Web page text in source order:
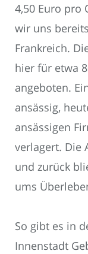
4,50 Euro pro
wir uns
Frankreich.
hier für etwa
angeboten.
ansässig,
ansässigen
verlagert. Die
und zurück
ums
So gibt es in
Innenstadt